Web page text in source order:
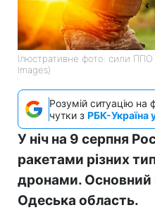
Ілюстративне фото: сили
Images)
Розумій ситуацію на
чутки з РБК-Україна
У ніч на 9 серпня
ракетами різних
дронами. Основний
Одеська область.